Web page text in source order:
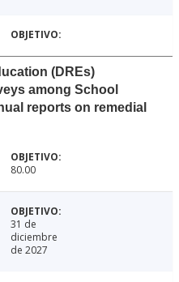
(DREs)
among School
reports on remedial
80.00
31 de
diciembre
de 2027